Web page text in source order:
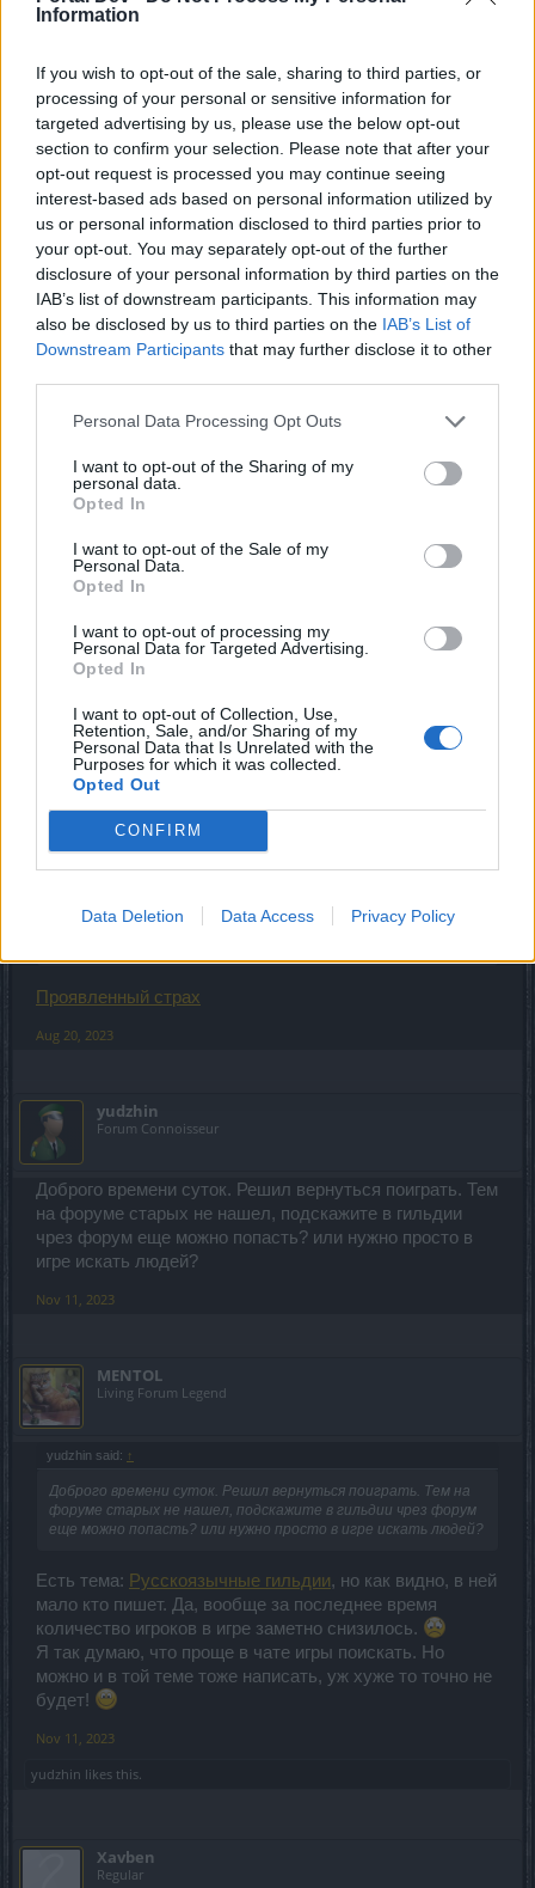
Information
If you wish to opt-out of the sale, sharing to third parties, or
processing of your personal or sensitive information for
targeted advertising by us, please use the below opt-out
section to confirm your selection. Please note that after your
opt-out request is processed you may continue seeing
interest-based ads based on personal information utilized by
us or personal information disclosed to third parties prior to
your opt-out. You may separately opt-out of the further
disclosure of your personal information by third parties on the
IAB’s list of downstream participants. This information may
also be disclosed by us to third parties on the IAB’s List of
Downstream Participants that may further disclose it to other
Personal Data Processing Opt Outs
I want to opt-out of the Sharing of my
personal data.
Opted In
I want to opt-out of the Sale of my
Personal Data.
Opted In
I want to opt-out of processing my
Personal Data for Targeted Advertising.
Opted In
I want to opt-out of Collection, Use,
Retention, Sale, and/or Sharing of my
Personal Data that Is Unrelated with the
Purposes for which it was collected.
Opted Out
CONFIRM
Data Deletion Data Access Privacy Policy
то полезное выпадает или как?
Aug 14, 2023
MENTOL
Living Forum Legend
-kharin- said:↑
Зачем нужно убивать проявленные страхи?
Для выполнения квестов.
-kharin-
Forum Apprentice
MENTOL said:↑
Для выполнения квестов.
Каких? Если лишь для квестов то нафига тогда целые
руны для них придумали что бы больше выпадало, у
в жизнь не потрачу
Aug 19, 2023
MENTOL
-kharin- said:↑
Проявленный страх
Aug 20, 2023
yudzhin
Forum Connoisseur
Доброго времени суток. Решил вернуться поиграть. Тем
на форуме старых не нашел, подскажите в гильдии
чрез форум еще можно попасть? или нужно просто в
игре искать людей?
Nov 11, 2023
MENTOL
Living Forum Legend
yudzhin said: ↑
Доброго времени суток. Решил вернуться поиграть. Тем на
форуме старых не нашел, подскажите в гильдии чрез форум
еще можно попасть? или нужно просто в игре искать людей?
Есть тема: Русскоязычные гильдии, но как видно, в ней
мало кто пишет. Да, вообще за последнее время
количество игроков в игре заметно снизилось.
Я так думаю, что проще в чате игры поискать. Но
можно и в той теме тоже написать, уж хуже то точно не
будет!
Nov 11, 2023
yudzhin likes this.
Xavben
Regular